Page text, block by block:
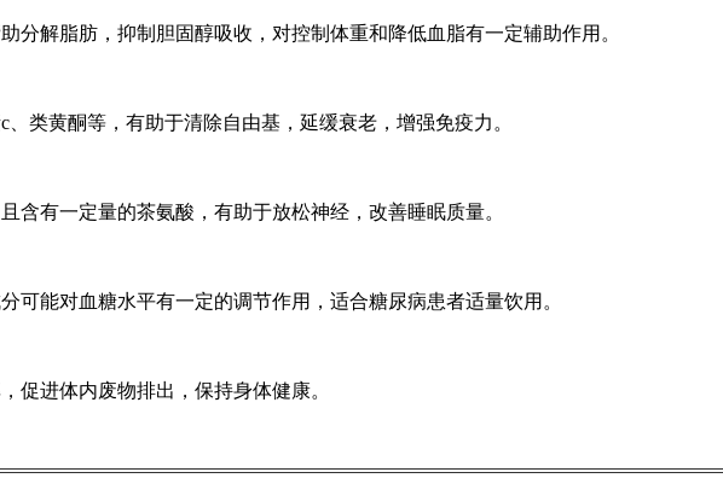
分解脂肪，抑制胆固醇吸收，对控制体重和降低血脂有一定辅助作用。
类黄酮等，有助于清除自由基，延缓衰老，增强免疫力。
含有一定量的茶氨酸，有助于放松神经，改善睡眠质量。
可能对血糖水平有一定的调节作用，适合糖尿病患者适量饮用。
促进体内废物排出，保持身体健康。